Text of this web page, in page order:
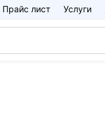
Прайс лист Услуги